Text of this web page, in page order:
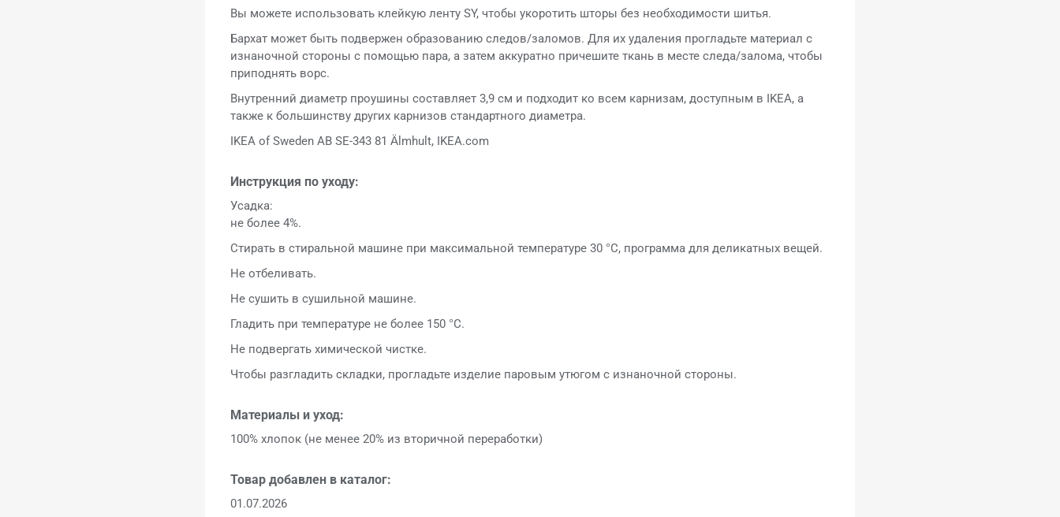
Вы можете использовать клейкую ленту SY, чтобы укоротить шторы без необходимости шитья.
Бархат может быть подвержен образованию следов/заломов. Для их удаления прогладьте материал с
изнаночной стороны с помощью пара, а затем аккуратно причешите ткань в месте следа/залома, чтобы
приподнять ворс.
Внутренний диаметр проушины составляет 3,9 см и подходит ко всем карнизам, доступным в IKEA, а
также к большинству других карнизов стандартного диаметра.
IKEA of Sweden AB SE-343 81 Älmhult, IKEA.com
Инструкция по уходу:
Усадка:
не более 4%.
Стирать в стиральной машине при максимальной температуре 30 °C, программа для деликатных вещей.
Не отбеливать.
Не сушить в сушильной машине.
Гладить при температуре не более 150 °C.
Не подвергать химической чистке.
Чтобы разгладить складки, прогладьте изделие паровым утюгом с изнаночной стороны.
Материалы и уход:
100% хлопок (не менее 20% из вторичной переработки)
Товар добавлен в каталог:
01.07.2026